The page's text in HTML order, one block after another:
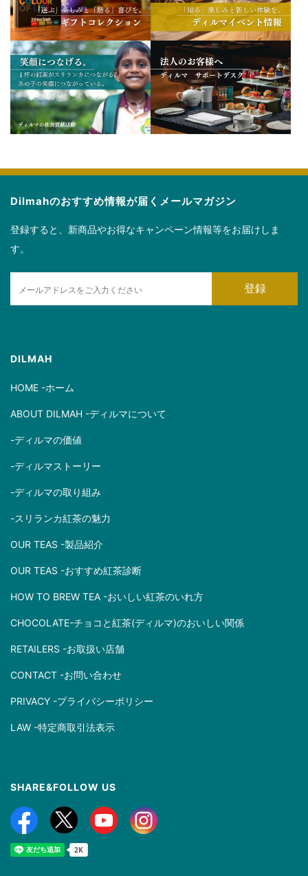
Dilmahのおすすめ情報が届くメールマガジン
登録すると、新商品やお得なキャンペーン情報等をお届けしま
す。
l
登録
DILMAH
HOME -ホーム
ABOUT DILMAH -ディルマについて
-ディルマの価値
-ディルマストーリー
-ディルマの取り組み
-スリランカ紅茶の魅力
OUR TEAS -製品紹介
OUR TEAS -おすすめ紅茶診断
HOW TO BREW TEA -おいしい紅茶のいれ方
CHOCOLATE-チョコと紅茶(ディルマ)のおいしい関係
RETAILERS -お取扱い店舗
CONTACT -お問い合わせ
PRIVACY -プライバシーポリシー
LAW -特定商取引法表示
SHARE&FOLLOW US